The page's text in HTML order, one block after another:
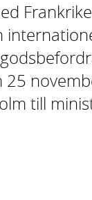
25
till